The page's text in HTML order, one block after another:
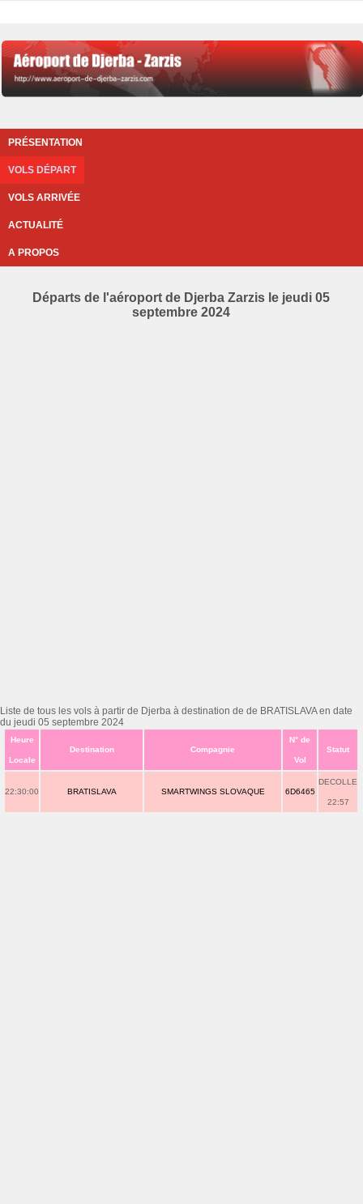
PRÉSENTATION
VOLS DÉPART
VOLS ARRIVÉE
ACTUALITÉ
A PROPOS
Départs de l'aéroport de Djerba Zarzis le jeudi 05
septembre 2024
Liste de tous les vols à partir de Djerba à destination de de BRATISLAVA en date
du jeudi 05 septembre 2024
Heure
Locale
Destination Compagnie
N° de
Vol
Statut
22:30:00 BRATISLAVA SMARTWINGS SLOVAQUE 6D6465
DECOLLE
22:57